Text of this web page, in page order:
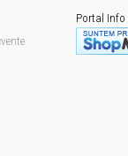
Portal Info